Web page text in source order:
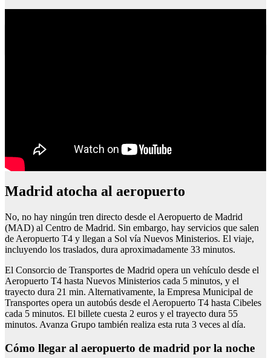
Madrid atocha al aeropuerto
No, no hay ningún tren directo desde el Aeropuerto de Madrid
(MAD) al Centro de Madrid. Sin embargo, hay servicios que salen
de Aeropuerto T4 y llegan a Sol vía Nuevos Ministerios. El viaje,
incluyendo los traslados, dura aproximadamente 33 minutos.
El Consorcio de Transportes de Madrid opera un vehículo desde el
Aeropuerto T4 hasta Nuevos Ministerios cada 5 minutos, y el
trayecto dura 21 min. Alternativamente, la Empresa Municipal de
Transportes opera un autobús desde el Aeropuerto T4 hasta Cibeles
cada 5 minutos. El billete cuesta 2 euros y el trayecto dura 55
minutos. Avanza Grupo también realiza esta ruta 3 veces al día.
Cómo llegar al aeropuerto de madrid por la noche